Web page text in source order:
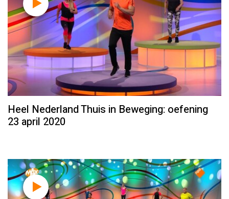
Heel Nederland Thuis in Beweging: oefening
23 april 2020